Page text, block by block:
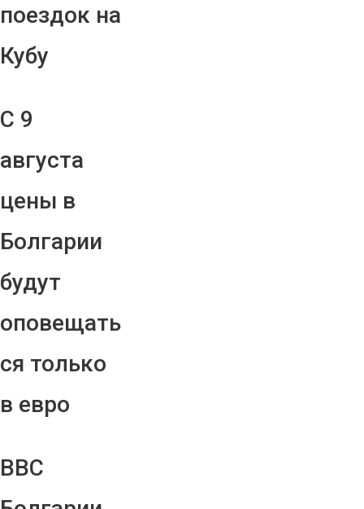
поездок на
Кубу
С 9
августа
цены в
Болгарии
будут
оповещать
ся только
в евро
ВВС